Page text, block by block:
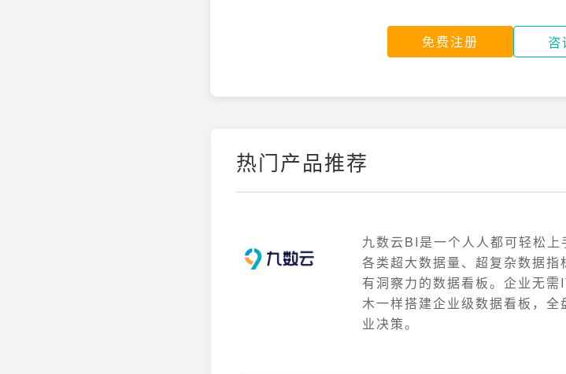
免费注册 咨
热门产品推荐
九数云BI是一个人人都可轻松
各类超大数据量、超复杂数据
有洞察力的数据看板。企业无
木一样搭建企业级数据看板，
业决策。